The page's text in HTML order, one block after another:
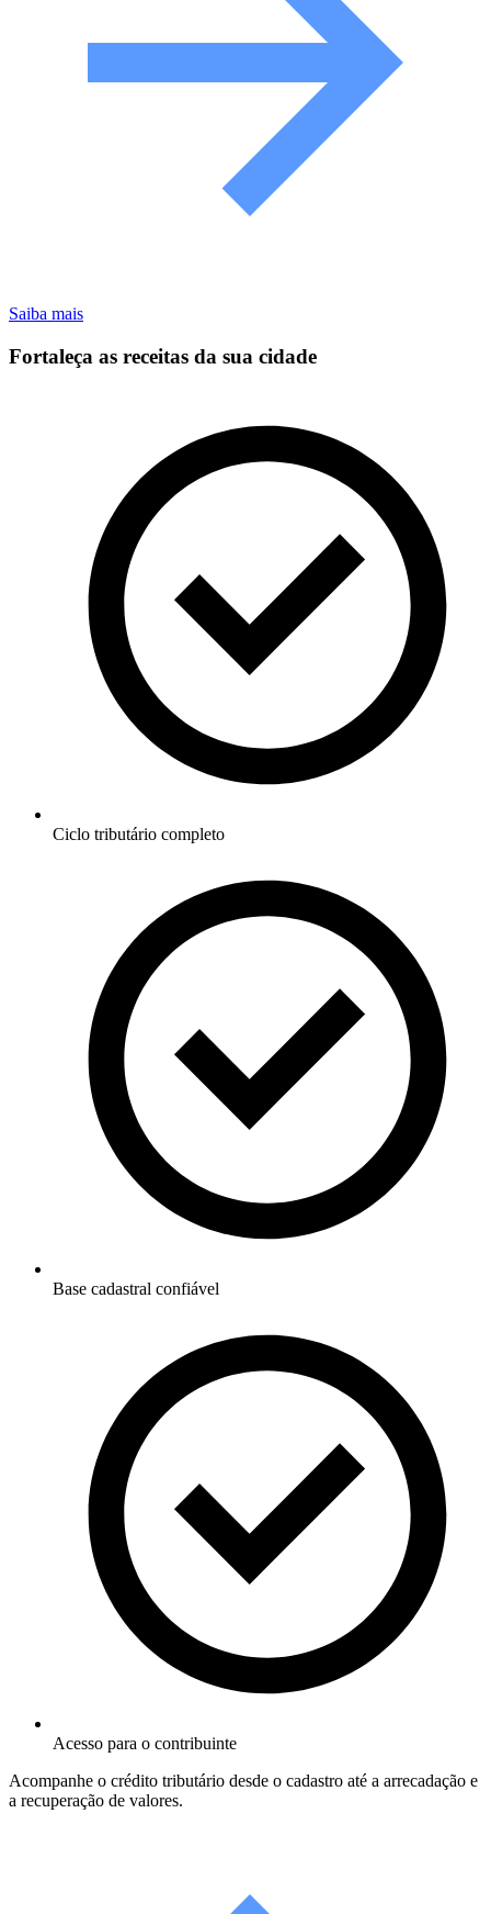
Saiba mais
Fortaleça as receitas da sua cidade
Ciclo tributário completo
Base cadastral confiável
Acesso para o contribuinte
Acompanhe o crédito tributário desde o cadastro até a arrecadação e
a recuperação de valores.